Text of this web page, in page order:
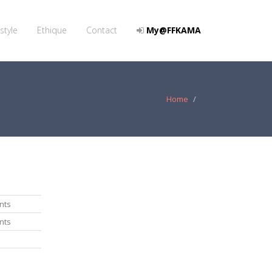
Ethique Contact My@FFKAMA
Home